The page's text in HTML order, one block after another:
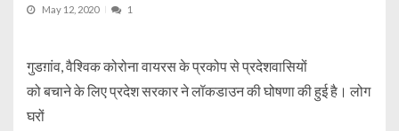
May 12, 2020 1
गुडग़ांव, वैश्विक कोरोना वायरस के प्रकोप से प्रदेशवासियों
को बचाने के लिए प्रदेश सरकार ने लॉकडाउन की घोषणा की हुई है। लोग
घरों